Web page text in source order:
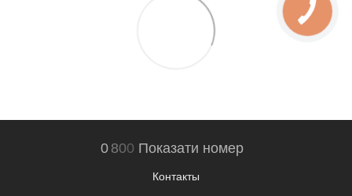
0 800 Показати номер
Контакты